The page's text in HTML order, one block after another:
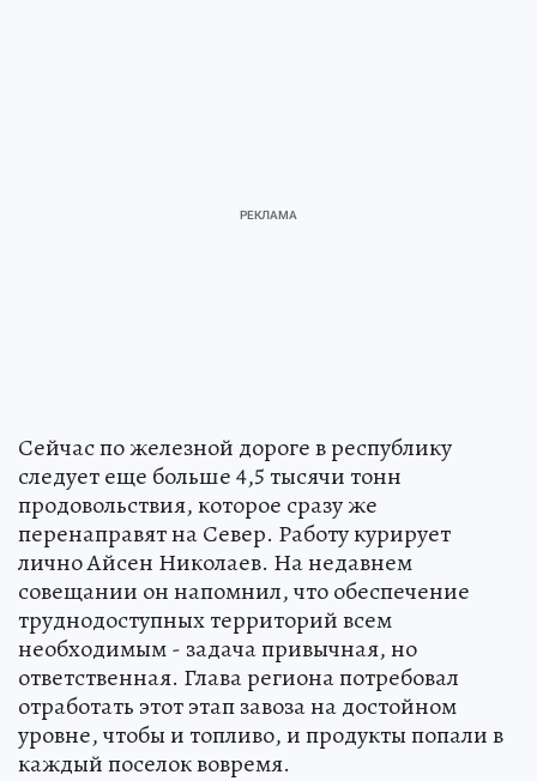
Сейчас по железной дороге в республику
следует еще больше 4,5 тысячи тонн
продовольствия, которое сразу же
перенаправят на Север. Работу курирует
лично Айсен Николаев. На недавнем
совещании он напомнил, что обеспечение
труднодоступных территорий всем
необходимым - задача привычная, но
ответственная. Глава региона потребовал
отработать этот этап завоза на достойном
уровне, чтобы и топливо, и продукты попали в
каждый поселок вовремя.